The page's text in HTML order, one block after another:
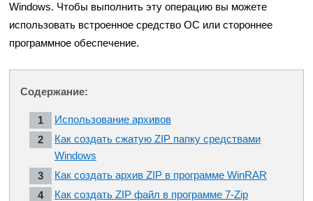
Windows. Чтобы выполнить эту операцию вы можете
использовать встроенное средство ОС или стороннее
программное обеспечение.
Содержание:
Использование архивов
Как создать сжатую ZIP папку средствами
Windows
Как создать архив ZIP в программе WinRAR
Как создать ZIP файл в программе 7-Zip